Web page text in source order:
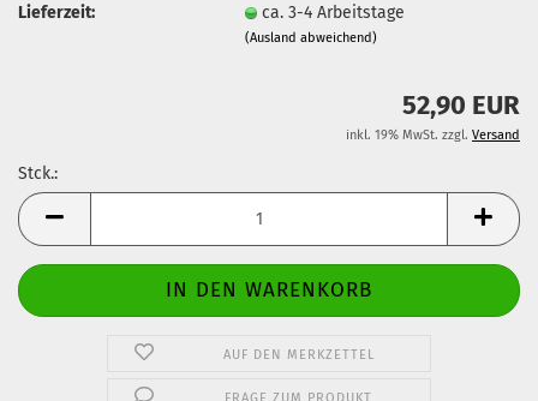
Lieferzeit:
ca. 3-4 Arbeitstage
(Ausland abweichend)
52,90 EUR
inkl. 19% MwSt. zzgl. Versand
Stck.:
Stck.
AUF DEN MERKZETTEL